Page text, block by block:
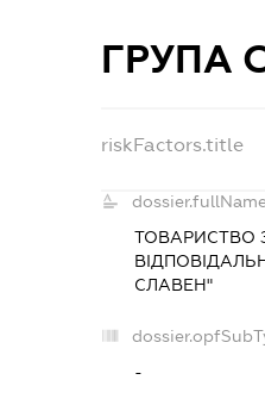
ГРУПА
riskFactors.title
СЛАВЕН"
-